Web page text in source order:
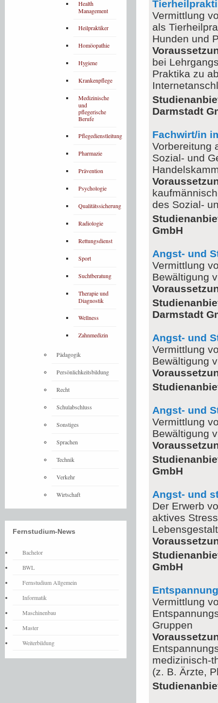
Vermittlung
als
Hunden und
bei
Praktika zu
Darmstadt
Fachwirt/in
Vorbereitung
Sozial- und
des Sozial-
GmbH
Angst- und
Vermittlung
Bewältigung
Darmstadt
Angst- und
Vermittlung
Bewältigung
Angst- und
Vermittlung
Bewältigung
GmbH
Angst- und
Der Erwerb
aktives
GmbH
Vermittlung
Gruppen
medizinisch-
(z. B. Ärzte,
Health
Management
Heilpraktiker
Homöopathie
Hygiene
Krankenpflege
Medizinische
und
pflegerische
Berufe
Pflegedienstleitung
Pharmazie
Prävention
Psychologie
Qualitätssicherung
Radiologie
Rettungsdienst
Sport
Suchtberatung
Therapie und
Diagnostik
Wellness
Zahnmedizin
Pädagogik
Persönlichkeitsbildung
Recht
Schulabschluss
Sonstiges
Sprachen
Technik
Verkehr
Wirtschaft
Fernstudium-News
Bachelor
BWL
Fernstudium Allgemein
Informatik
Maschinenbau
Master
Weiterbildung